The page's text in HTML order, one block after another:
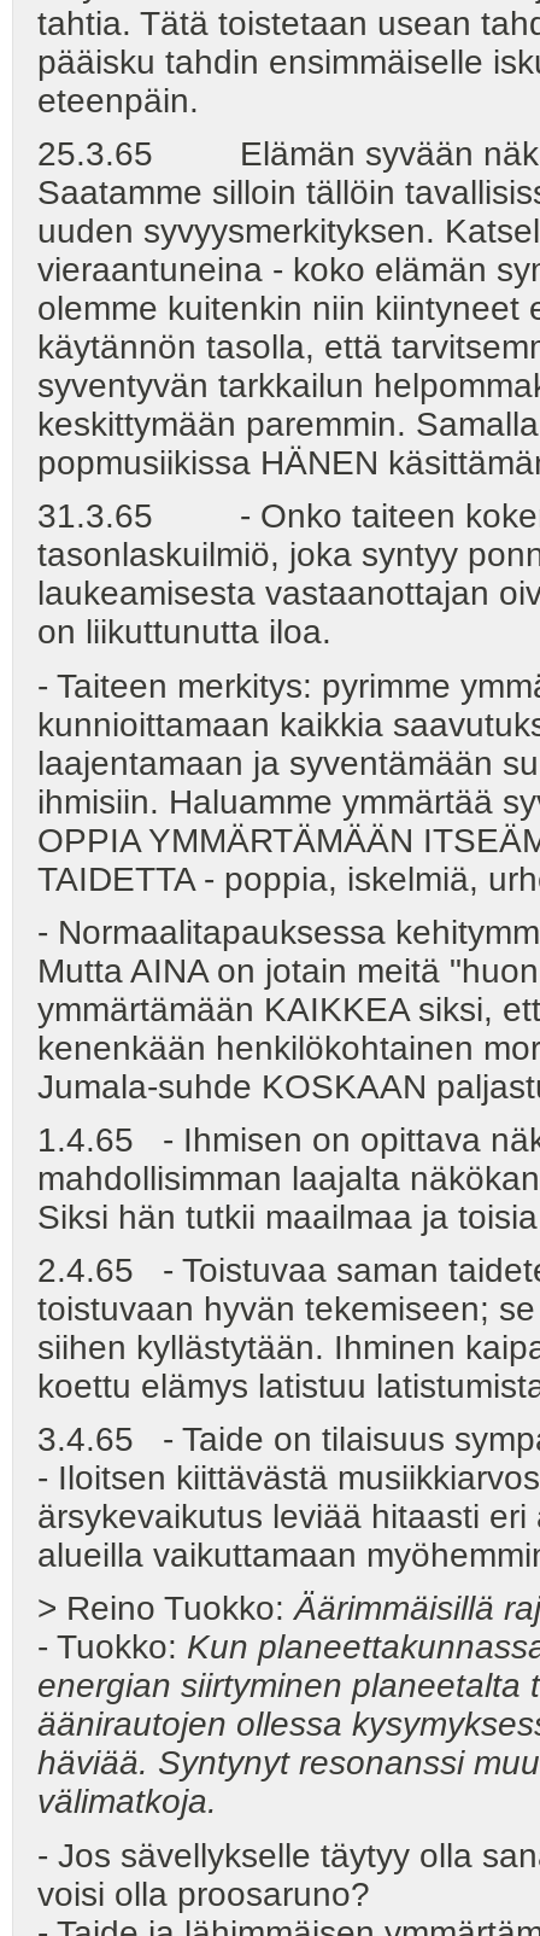
tahtia. Tätä toistetaan usean
pääisku tahdin ensimmäiselle
eteenpäin.
25.3.65 Elämän syvään
Saatamme silloin tällöin
uuden syvyysmerkityksen.
vieraantuneina - koko elämän
olemme kuitenkin niin kiintyneet
käytännön tasolla, että
syventyvän tarkkailun
keskittymään paremmin.
popmusiikissa HÄNEN
31.3.65 - Onko taiteen
tasonlaskuilmiö, joka syntyy
laukeamisesta vastaanottajan
on liikuttunutta iloa.
- Taiteen merkitys: pyrimme
kunnioittamaan kaikkia
laajentamaan ja syventämään
ihmisiin. Haluamme ymmärtää
OPPIA YMMÄRTÄMÄÄN
TAIDETTA - poppia, iskelmiä,
- Normaalitapauksessa
Mutta AINA on jotain meitä
ymmärtämään KAIKKEA siksi,
kenenkään henkilökohtainen
Jumala-suhde KOSKAAN
1.4.65 - Ihmisen on opittava
mahdollisimman laajalta
Siksi hän tutkii maailmaa ja
2.4.65 - Toistuvaa saman
toistuvaan hyvän tekemiseen;
siihen kyllästytään. Ihminen
koettu elämys latistuu
3.4.65 - Taide on tilaisuus
- Iloitsen kiittävästä
ärsykevaikutus leviää hitaasti
alueilla vaikuttamaan
> Reino Tuokko:Äärimmäisillä
- Tuokko: Kun
energian siirtyminen planeetalta
äänirautojen ollessa
häviää. Syntynyt resonanssi
välimatkoja.
- Jos sävellykselle täytyy olla
voisi olla proosaruno?